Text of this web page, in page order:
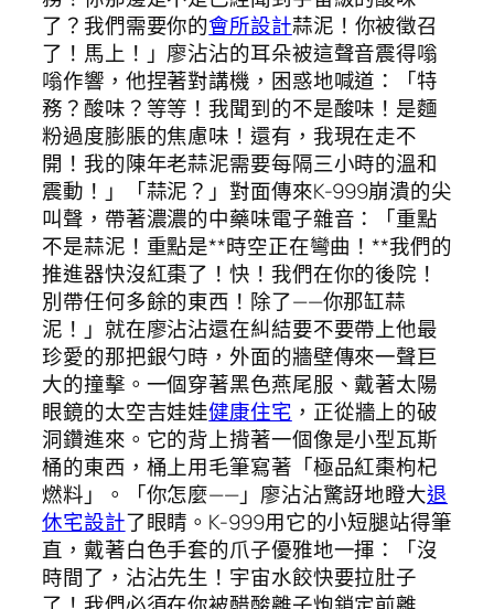
了？我們需要你的會所設計蒜泥！你被徵召
了！馬上！」廖沾沾的耳朵被這聲音震得嗡
嗡作響，他捏著對講機，困惑地喊道：「特
務？酸味？等等！我聞到的不是酸味！是麵
粉過度膨脹的焦慮味！還有，我現在走不
開！我的陳年老蒜泥需要每隔三小時的溫和
震動！」「蒜泥？」對面傳來K-999崩潰的尖
叫聲，帶著濃濃的中藥味電子雜音：「重點
不是蒜泥！重點是**時空正在彎曲！**我們的
推進器快沒紅棗了！快！我們在你的後院！
別帶任何多餘的東西！除了——你那缸蒜
泥！」就在廖沾沾還在糾結要不要帶上他最
珍愛的那把銀勺時，外面的牆壁傳來一聲巨
大的撞擊。一個穿著黑色燕尾服、戴著太陽
眼鏡的太空吉娃娃健康住宅 ，正從牆上的破
洞鑽進來。它的背上揹著一個像是小型瓦斯
桶的東西，桶上用毛筆寫著「極品紅棗枸杞
燃料」。「你怎麼——」廖沾沾驚訝地瞪大退
休宅設計了眼睛。K-999用它的小短腿站得筆
直，戴著白色手套的爪子優雅地一揮：「沒
時間了，沾沾先生！宇宙水餃快要拉肚子